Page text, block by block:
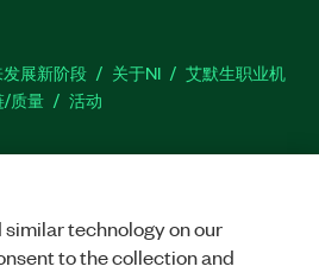
展新阶段 关于NI
艾默生职业机
/质量 活动
similar technology on our
to the collection and